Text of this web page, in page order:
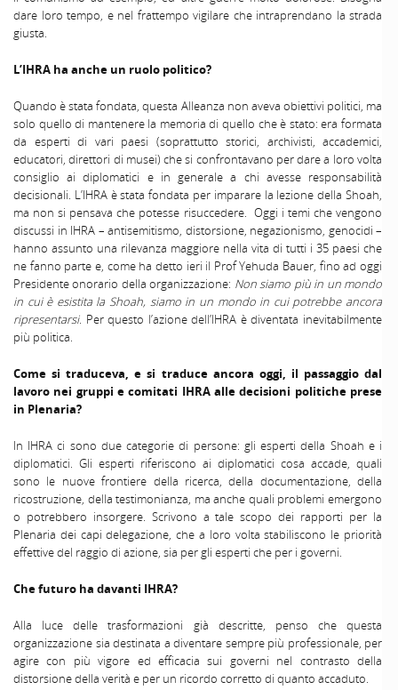
dare loro tempo, e nel frattempo vigilare che intraprendano la strada
giusta.
L’IHRA ha anche un ruolo politico?
Quando è stata fondata, questa Alleanza non aveva obiettivi politici, ma
solo quello di mantenere la memoria di quello che è stato: era formata
da esperti di vari paesi (soprattutto storici, archivisti, accademici,
educatori, direttori di musei) che si confrontavano per dare a loro volta
consiglio ai diplomatici e in generale a chi avesse responsabilità
decisionali. L’IHRA è stata fondata per imparare la lezione della Shoah,
ma non si pensava che potesse risuccedere. Oggi i temi che vengono
discussi in IHRA – antisemitismo, distorsione, negazionismo, genocidi –
hanno assunto una rilevanza maggiore nella vita di tutti i 35 paesi che
ne fanno parte e, come ha detto ieri il Prof Yehuda Bauer, fino ad oggi
Presidente onorario della organizzazione: Non siamo più in un mondo
in cui è esistita la Shoah, siamo in un mondo in cui potrebbe ancora
ripresentarsi. Per questo l’azione dell’IHRA è diventata inevitabilmente
più politica.
Come si traduceva, e si traduce ancora oggi, il passaggio dal
lavoro nei gruppi e comitati IHRA alle decisioni politiche prese
in Plenaria?
In IHRA ci sono due categorie di persone: gli esperti della Shoah e i
diplomatici. Gli esperti riferiscono ai diplomatici cosa accade, quali
sono le nuove frontiere della ricerca, della documentazione, della
ricostruzione, della testimonianza, ma anche quali problemi emergono
o potrebbero insorgere. Scrivono a tale scopo dei rapporti per la
Plenaria dei capi delegazione, che a loro volta stabiliscono le priorità
effettive del raggio di azione, sia per gli esperti che per i governi.
Che futuro ha davanti IHRA?
Alla luce delle trasformazioni già descritte, penso che questa
organizzazione sia destinata a diventare sempre più professionale, per
agire con più vigore ed efficacia sui governi nel contrasto della
distorsione della verità e per un ricordo corretto di quanto accaduto.